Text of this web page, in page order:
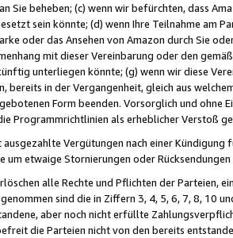
Sie beheben; (c) wenn wir befürchten, dass
sein könnte; (d) wenn Ihre Teilnahme
oder das Ansehen von Amazon durch Sie
mit dieser Vereinbarung oder den
unterliegen könnte; (g) wenn wir diese
bereits in der Vergangenheit, gleich aus
Form beenden. Vorsorglich und ohne
Programmrichtlinien als erheblicher Verstoß
Vergütungen nach einer
etwaige Stornierungen oder Rücksendungen
alle Rechte und Pflichten der Parteien,
sind die in Ziffern 3, 4, 5, 6, 7, 8, 10
aber noch nicht erfüllte
die Parteien nicht von den bereits